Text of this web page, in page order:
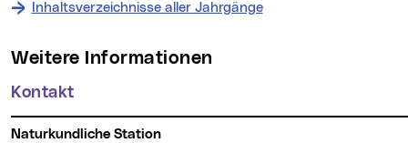
Inhaltsverzeichnisse aller Jahrgänge
Weitere Informationen
Kontakt
Naturkundliche Station